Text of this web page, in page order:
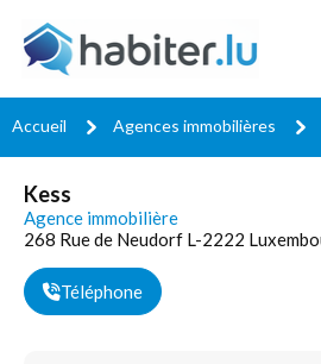
Accueil Agences immobilières
Kess
Agence immobilière
268 Rue de Neudorf L-2222
Téléphone